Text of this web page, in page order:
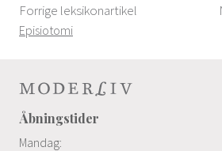
Forrige leksikonartikel
Episiotomi
Åbningstider
Mandag: